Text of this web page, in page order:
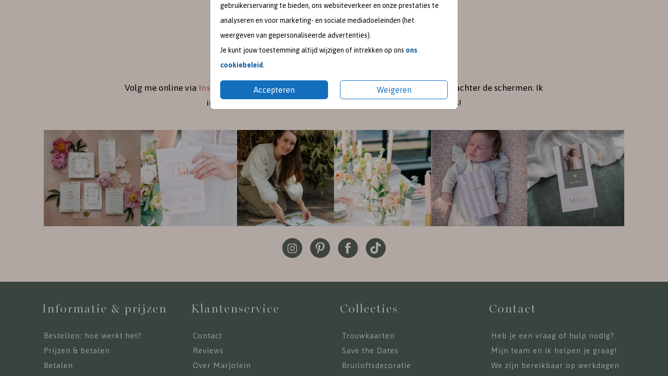
gebruikerservaring te bieden, ons websiteverkeer en onze prestaties te
analyseren en voor marketing- en sociale mediadoeleinden (het
weergeven van gepersonaliseerde advertenties).
Je kunt jouw toestemming altijd wijzigen of intrekken op ons ons
cookiebeleid
Accepteren Weigeren
meet me on
SOCIAL MEDIA
Volg me online via Instagram Pinterestvoor de nieuwste ontwerpen en een kijkje achter de schermen. Ik
inspireer je graag met mooie trouwkaarten en geboortekaartjes!
Informatie & prijzen
Bestellen: hoe werkt het?
Prijzen & betalen
Betalen
Klantenservice
Contact
Reviews
Over Marjolein
Collecties
Trouwkaarten
Save the Dates
Bruiloftsdecoratie
Contact
Heb je een vraag of hulp nodig?
Mijn team en ik helpen je graag!
We zijn bereikbaar op werkdagen